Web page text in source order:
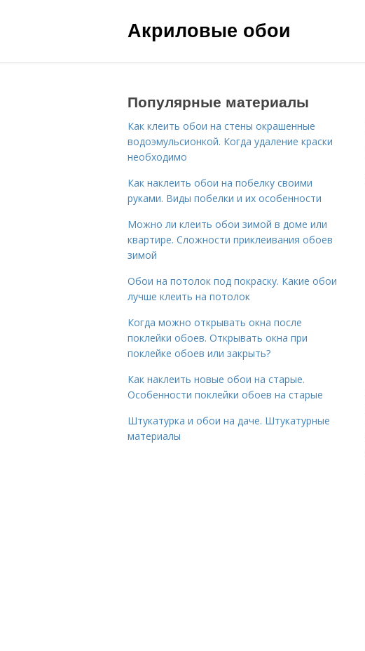
Акриловые обои
Популярные материалы
Как клеить обои на стены окрашенные
водоэмульсионкой. Когда удаление краски
необходимо
Как наклеить обои на побелку своими
руками. Виды побелки и их особенности
Можно ли клеить обои зимой в доме или
квартире. Сложности приклеивания обоев
зимой
Обои на потолок под покраску. Какие обои
лучше клеить на потолок
Когда можно открывать окна после
поклейки обоев. Открывать окна при
поклейке обоев или закрыть?
Как наклеить новые обои на старые.
Особенности поклейки обоев на старые
Штукатурка и обои на даче. Штукатурные
материалы